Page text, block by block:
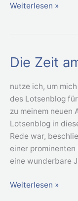
Weiterlesen »
Die Zeit
nutze ich, um
des Lotsenblog
zu meinem
Lotsenblog in
Rede war,
einer
eine wunderbare
Die
am
Jahresende
Weiterlesen »